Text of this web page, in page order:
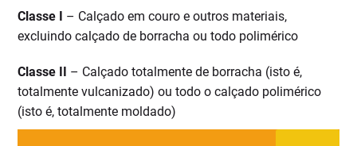
Classe I – Calçado em couro e outros materiais,
excluindo calçado de borracha ou todo polimérico
Classe II – Calçado totalmente de borracha (isto é,
totalmente vulcanizado) ou todo o calçado polimérico
(isto é, totalmente moldado)